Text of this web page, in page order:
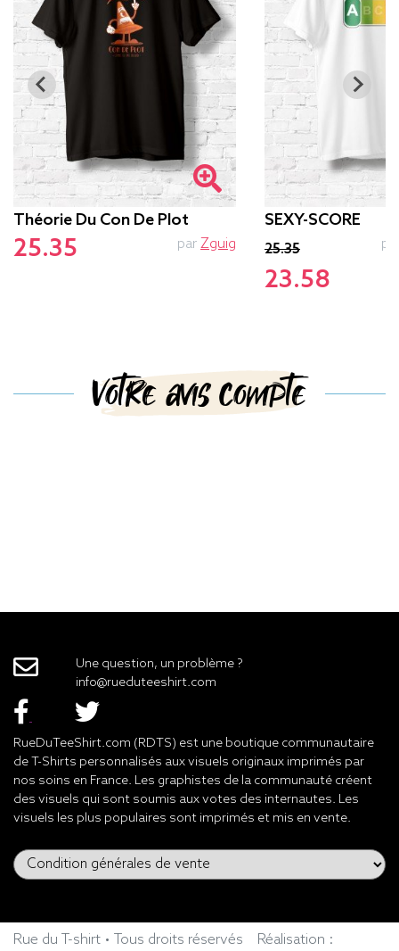
Théorie Du Con De Plot
25.35 par Zguig
SEXY-SCORE
25.35
23.58
Votre avis compte
Une question, un problème ?
info@rueduteeshirt.com
RueDuTeeShirt.com (RDTS) est une boutique communautaire
de T-Shirts personnalisés aux visuels originaux imprimés par
nos soins en France. Les graphistes de la communauté créent
des visuels qui sont soumis aux votes des internautes. Les
visuels les plus populaires sont imprimés et mis en vente.
Rue du T-shirt • Tous droits réservés
Réalisation :